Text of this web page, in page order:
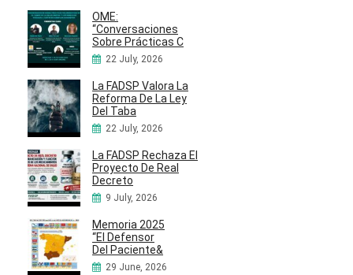
OME:
“Conversaciones
Sobre Prácticas C
22 July, 2026
La FADSP Valora La
Reforma De La Ley
Del Taba
22 July, 2026
La FADSP Rechaza El
Proyecto De Real
Decreto
9 July, 2026
Memoria 2025
“El Defensor
Del Paciente&
29 June, 2026